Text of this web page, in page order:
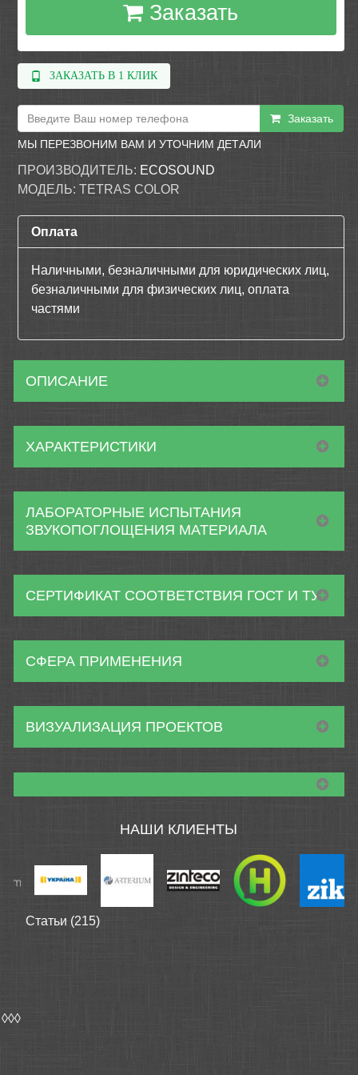
Заказать
ЗАКАЗАТЬ В 1 КЛИК
Заказать
МЫ ПЕРЕЗВОНИМ ВАМ И УТОЧНИМ ДЕТАЛИ
ПРОИЗВОДИТЕЛЬ: ECOSOUND
МОДЕЛЬ: TETRAS COLOR
Оплата
Наличными, безналичными для юридических лиц,
безналичными для физических лиц, оплата
частями
ОПИСАНИЕ
ХАРАКТЕРИСТИКИ
ЛАБОРАТОРНЫЕ ИСПЫТАНИЯ
ЗВУКОПОГЛОЩЕНИЯ МАТЕРИАЛА
СЕРТИФИКАТ СООТВЕТСТВИЯ ГОСТ И ТУ
СФЕРА ПРИМЕНЕНИЯ
ВИЗУАЛИЗАЦИЯ ПРОЕКТОВ
НАШИ КЛИЕНТЫ
Статьи (215)
◊◊◊